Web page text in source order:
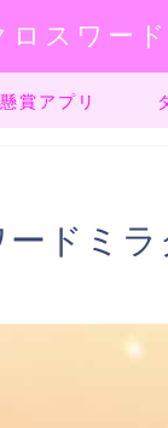
ロスワー
賞アプリ
ドミ